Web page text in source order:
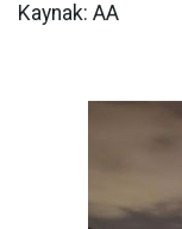
Kaynak: AA